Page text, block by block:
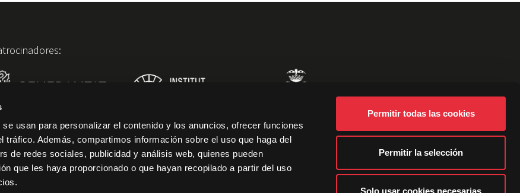
usan para personalizar el contenido y los anuncios, ofrecer funciones
tráfico. Además, compartimos información sobre el uso que haga del
de redes sociales, publicidad y análisis web, quienes pueden
que les haya proporcionado o que hayan recopilado a partir del uso
Permitir todas las cookies
Permitir la selección
Solo usar cookies necesarias
el patrocinio del Institut Valencià de Cultura